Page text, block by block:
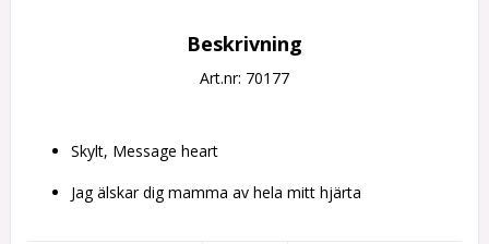
Beskrivning
Art.nr: 70177
Skylt, Message heart
Jag älskar dig mamma av hela mitt hjärta